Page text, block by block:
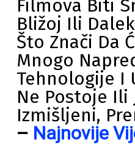
Filmova Biti
Bližoj Ili
Što Znači Da
Mnogo
Tehnologije I
Ne Postoje Ili
Izmišljeni,
– Najnovije